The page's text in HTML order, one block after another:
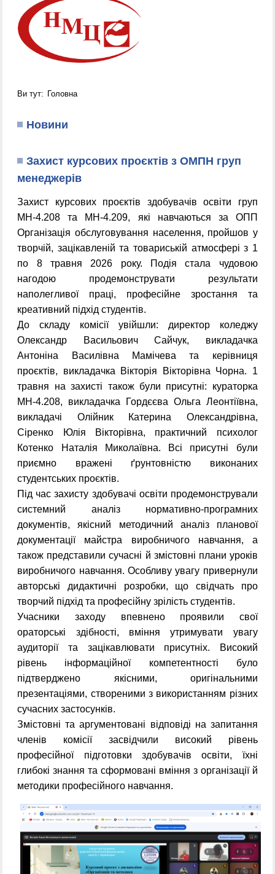
Ви тут: Головна
Новини
Захист курсових проєктів з ОМПН груп
менеджерів
Захист курсових проєктів здобувачів освіти груп
МН-4.208 та МН-4.209, які навчаються за ОПП
Організація обслуговування населення, пройшов у
творчій, зацікавленій та товариській атмосфері з 1
по 8 травня 2026 року. Подія стала чудовою
нагодою продемонструвати результати
наполегливої праці, професійне зростання та
креативний підхід студентів.
До складу комісії увійшли: директор коледжу
Олександр Васильович Сайчук, викладачка
Антоніна Василівна Мамічева та керівниця
проєктів, викладачка Вікторія Вікторівна Чорна. 1
травня на захисті також були присутні: кураторка
МН-4.208, викладачка Гордєєва Ольга Леонтіївна,
викладачі Олійник Катерина Олександрівна,
Сіренко Юлія Вікторівна, практичний психолог
Котенко Наталія Миколаївна. Всі присутні були
приємно вражені ґрунтовністю виконаних
студентських проєктів.
Під час захисту здобувачі освіти продемонстрували
системний аналіз нормативно-програмних
документів, якісний методичний аналіз планової
документації майстра виробничого навчання, а
також представили сучасні й змістовні плани уроків
виробничого навчання. Особливу увагу привернули
авторські дидактичні розробки, що свідчать про
творчий підхід та професійну зрілість студентів.
Учасники заходу впевнено проявили свої
ораторські здібності, вміння утримувати увагу
аудиторії та зацікавлювати присутніх. Високий
рівень інформаційної компетентності було
підтверджено якісними, оригінальними
презентаціями, створеними з використанням різних
сучасних застосунків.
Змістовні та аргументовані відповіді на запитання
членів комісії засвідчили високий рівень
професійної підготовки здобувачів освіти, їхні
глибокі знання та сформовані вміння з організації й
методики професійного навчання.